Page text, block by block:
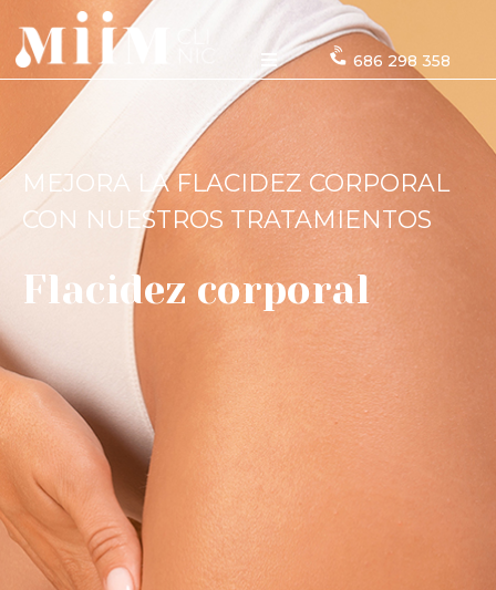
686 298 358
MEJORA LA FLACIDEZ CORPORAL
CON NUESTROS TRATAMIENTOS
Flacidez corporal